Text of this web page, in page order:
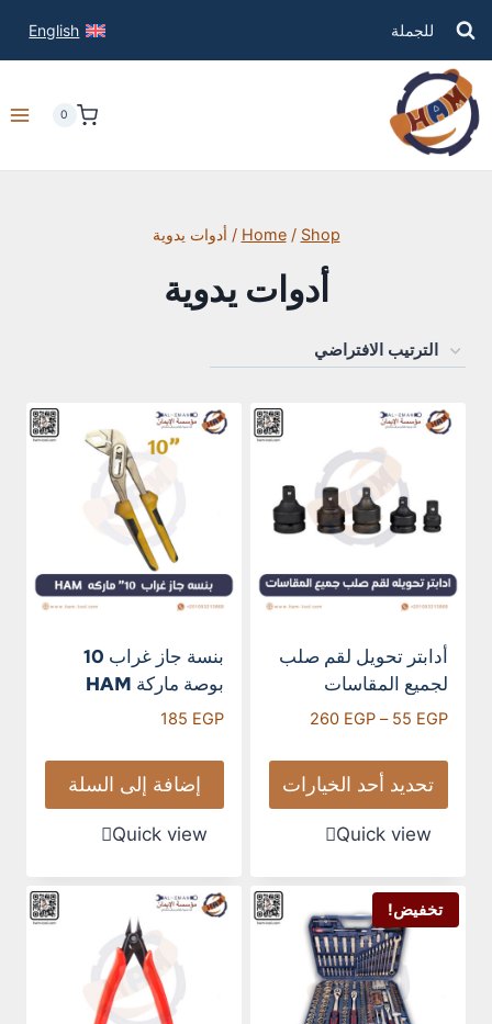
للجملة English
0
Home / Shop
/ أدوات يدوية
أدوات يدوية
أدابتر تحويل لقم صلب
لجميع المقاسات
55 EGP
–
260 EGP
تحديد أحد الخيارات
Quick view
بنسة جاز غراب 10
بوصة ماركة HAM
185 EGP
إضافة إلى السلة
Quick view
تخفيض!